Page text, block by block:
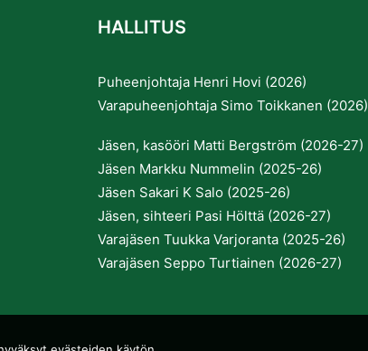
HALLITUS
Puheenjohtaja Henri Hovi (2026)
Varapuheenjohtaja Simo Toikkanen (2026)
Jäsen, kasööri Matti Bergström (2026-27)
Jäsen Markku Nummelin (2025-26)
Jäsen Sakari K Salo (2025-26)
Jäsen, sihteeri Pasi Hölttä (2026-27)
Varajäsen Tuukka Varjoranta (2025-26)
Varajäsen Seppo Turtiainen (2026-27)